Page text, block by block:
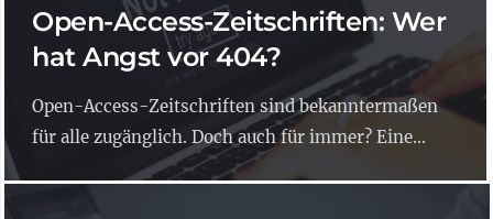
Open-Access-Zeitschriften: Wer
hat Angst vor 404?
Open-Access-Zeitschriften sind bekanntermaßen
für alle zugänglich. Doch auch für immer? Eine...